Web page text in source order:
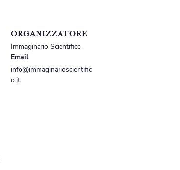
ORGANIZZATORE
Immaginario Scientifico
Email
info@immaginarioscientific
o.it